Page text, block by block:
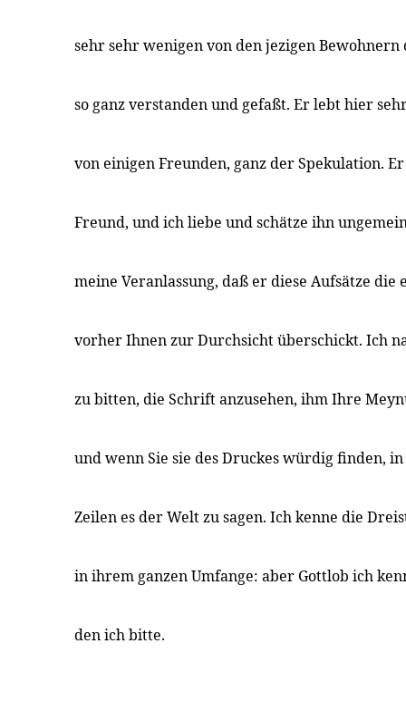
sehr sehr wenigen von den jezigen Bewohnern
so ganz verstanden und gefaßt. Er lebt hier
von einigen Freunden, ganz der Spekulation.
Freund, und ich liebe und schätze ihn
meine Veranlassung, daß er diese Aufsätze
vorher Ihnen zur Durchsicht überschickt. Ich
zu bitten, die Schrift anzusehen, ihm Ihre
und wenn Sie sie des Druckes würdig finden,
Zeilen es der Welt zu sagen. Ich kenne die
in ihrem ganzen Umfange: aber Gottlob ich
den ich bitte.